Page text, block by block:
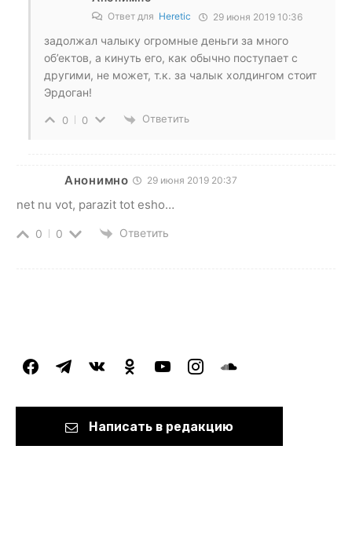
Ответ для Heretic 29 июня 2019 10:36
задолжал чалыку огромные деньги за много
об’ектов, а кинуть его, как обычно поступает с
другими, не может, т.к. за чалык холдингом стоит
Эрдоган!
0 0 Ответить
Анонимно 29 июня 2019 20:37
net nu vot, parazit tot esho…
0 0 Ответить
facebooktelegramvkontakteodnoklassniki
youtubeinstagramsoundcloud
Написать в редакцию